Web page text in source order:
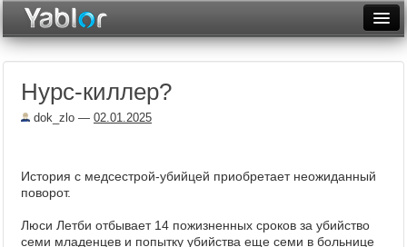
Фототоп
Нурс-киллер?
dok_zlo — 02.01.2025
История с медсестрой-убийцей приобретает неожиданный
поворот.
Люси Летби отбывает 14 пожизненных сроков за убийство
семи младенцев и попытку убийства еще семи в больнице